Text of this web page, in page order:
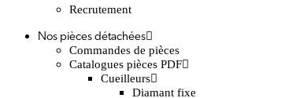
Recrutement
Nos pièces détachées
Commandes de pièces
Catalogues pièces PDF
Cueilleurs
Diamant fixe